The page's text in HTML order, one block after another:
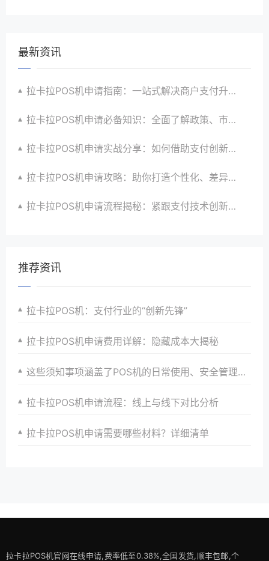
最新资讯
拉卡拉POS机申请指南：一站式解决商户支付升级、智能化与创新需求
拉卡拉POS机申请必备知识：全面了解政策、市场、技术与创新趋势
拉卡拉POS机申请实战分享：如何借助支付创新技术提升商户运营效益与效率
拉卡拉POS机申请攻略：助你打造个性化、差异化支付体验以提升竞争力
拉卡拉POS机申请流程揭秘：紧跟支付技术创新步伐，抢占市场先机
推荐资讯
拉卡拉POS机：支付行业的“创新先锋”
拉卡拉POS机申请费用详解：隐藏成本大揭秘
这些须知事项涵盖了POS机的日常使用、安全管理、性能优化、故障排查等多个方面，旨在帮助用户全面了解和高效使用拉卡拉POS机。
拉卡拉POS机申请流程：线上与线下对比分析
拉卡拉POS机申请需要哪些材料？详细清单
拉卡拉POS机官网在线申请,费率低至0.38%,全国发货,顺丰包邮,个